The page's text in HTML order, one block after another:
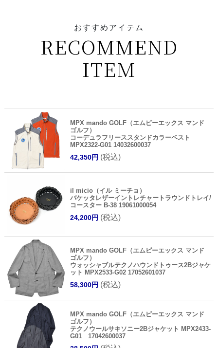
おすすめアイテム
RECOMMEND
ITEM
MPX mando GOLF（エムピーエックス マンド
ゴルフ）
コーデュラフリーススタンドカラーベスト
MPX2322-G01 14032600037
42,350円 (税込)
il micio（イル ミーチョ）
バケッタレザーイントレチャートラウンドトレイ/
コースター B-38 19061000054
24,200円 (税込)
MPX mando GOLF（エムピーエックス マンド
ゴルフ）
ウォッシャブルテクノハウンドトゥース2Bジャケ
ット MPX2533-G02 17052601037
58,300円 (税込)
MPX mando GOLF（エムピーエックス マンド
ゴルフ）
テクノウールサキソニー2Bジャケット MPX2433-
G01 17042600037